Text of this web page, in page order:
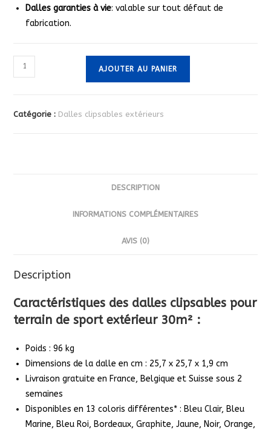
Dalles garanties à vie: valable sur tout défaut de
fabrication.
quantité
de
clipsables
30m²
AJOUTER AU PANIER
Catégorie : Dalles clipsables extérieurs
DESCRIPTION
INFORMATIONS COMPLÉMENTAIRES
AVIS (0)
Description
Caractéristiques des dalles clipsables pour
terrain de sport extérieur 30m² :
Poids : 96 kg
Dimensions de la dalle en cm : 25,7 x 25,7 x 1,9 cm
Livraison gratuite en France, Belgique et Suisse sous 2
semaines
Disponibles en 13 coloris différentes* : Bleu Clair, Bleu
Marine, Bleu Roi, Bordeaux, Graphite, Jaune, Noir, Orange,